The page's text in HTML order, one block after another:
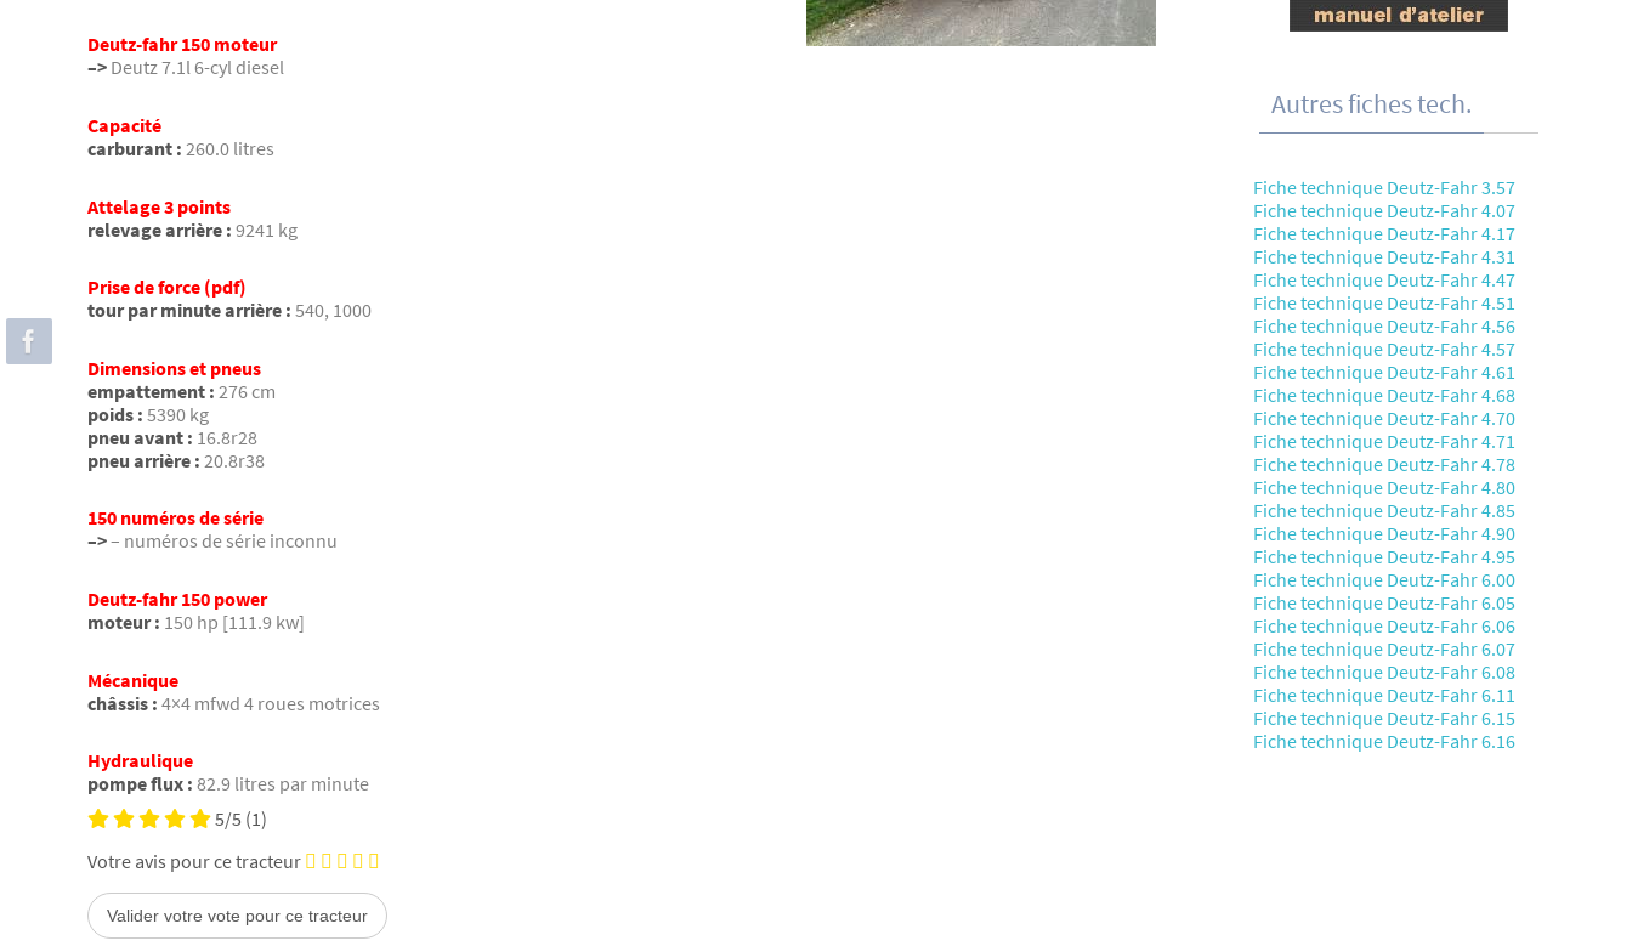
Deutz-fahr 150 moteur
–> Deutz 7.1l 6-cyl diesel
Capacité
carburant : 260.0 litres
Attelage 3 points
relevage arrière : 9241 kg
Prise de force (pdf)
tour par minute arrière : 540, 1000
Dimensions et pneus
empattement : 276 cm
poids : 5390 kg
pneu avant : 16.8r28
pneu arrière : 20.8r38
150 numéros de série
–>– numéros de série inconnu
Deutz-fahr 150 power
moteur : 150 hp [111.9 kw]
Mécanique
châssis : 4×4 mfwd 4 roues motrices
Hydraulique
pompe flux : 82.9 litres par minute
5/5 (1)
Votre avis pour ce tracteur
Autres fiches tech.
Fiche technique Deutz-Fahr 3.57
Fiche technique Deutz-Fahr 4.07
Fiche technique Deutz-Fahr 4.17
Fiche technique Deutz-Fahr 4.31
Fiche technique Deutz-Fahr 4.47
Fiche technique Deutz-Fahr 4.51
Fiche technique Deutz-Fahr 4.56
Fiche technique Deutz-Fahr 4.57
Fiche technique Deutz-Fahr 4.61
Fiche technique Deutz-Fahr 4.68
Fiche technique Deutz-Fahr 4.70
Fiche technique Deutz-Fahr 4.71
Fiche technique Deutz-Fahr 4.78
Fiche technique Deutz-Fahr 4.80
Fiche technique Deutz-Fahr 4.85
Fiche technique Deutz-Fahr 4.90
Fiche technique Deutz-Fahr 4.95
Fiche technique Deutz-Fahr 6.00
Fiche technique Deutz-Fahr 6.05
Fiche technique Deutz-Fahr 6.06
Fiche technique Deutz-Fahr 6.07
Fiche technique Deutz-Fahr 6.08
Fiche technique Deutz-Fahr 6.11
Fiche technique Deutz-Fahr 6.15
Fiche technique Deutz-Fahr 6.16